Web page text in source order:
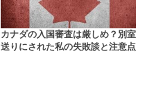
カナダの入国審査は厳しめ？別室
送りにされた私の失敗談と注意点